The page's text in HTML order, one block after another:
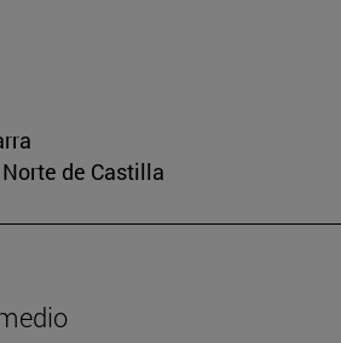
de Castilla